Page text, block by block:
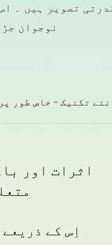
تصویر ہیں ۔
نوجوان
نئے تکنیک - خاص طور
اثرات اور
اِس کے